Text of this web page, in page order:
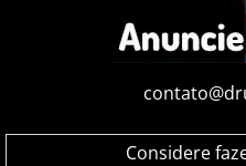
Considere